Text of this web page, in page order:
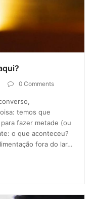
0 Comments
temos que
fazer metade (ou
o que aconteceu?
fora do lar…